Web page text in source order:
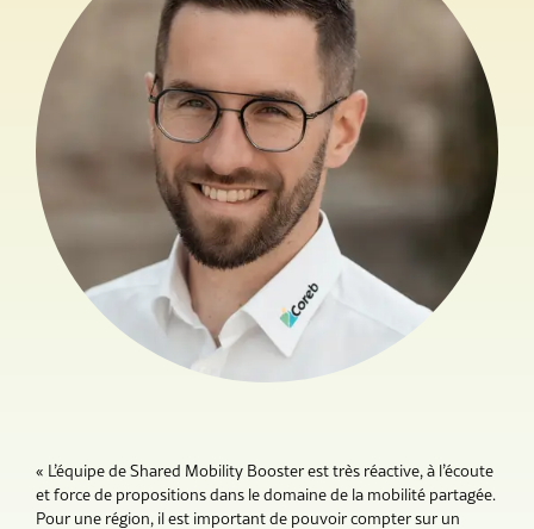
« L’équipe de Shared Mobility Booster est très réactive, à l’écoute
et force de propositions dans le domaine de la mobilité partagée.
Pour une région, il est important de pouvoir compter sur un